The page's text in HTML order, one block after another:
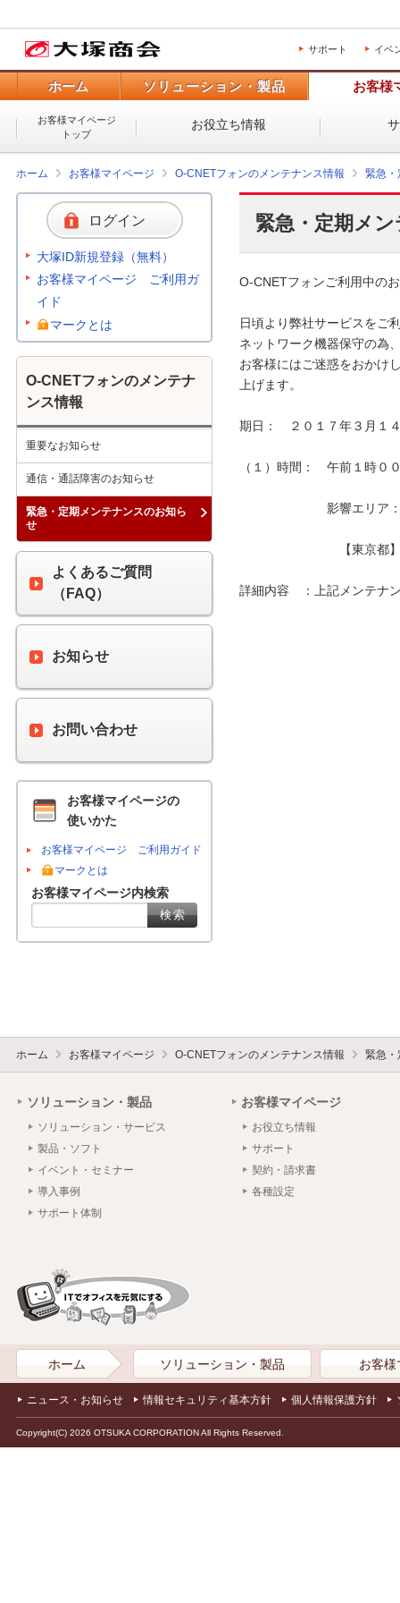
サポート イベ
ホーム ソリューション・製品 お客様
お客様マイページ
トップ
お役立ち情報
ホーム お客様マイページ O-CNETフォンのメンテナンス情報 緊急・
緊急・定期メ
O-CNETフォンご利用中の
日頃より弊社サービスをご
ネットワーク機器保守の為
お客様にはご迷惑をおかけ
上げます。
期日：　２０１７年３月１
（１）時間：　午前１時０
影響エリア：　下記
【東京
詳細内容　：上記メンテナ
ログイン
大塚ID新規登録（無料）
お客様マイページ ご利用ガ
イド
マークとは
O-CNETフォンのメンテナ
ンス情報
重要なお知らせ
通信・通話障害のお知らせ
緊急・定期メンテナンスのお知ら
せ
よくあるご質問
（FAQ）
お知らせ
お問い合わせ
お客様マイページの
使いかた
お客様マイページ ご利用ガイド
マークとは
お客様マイページ内検索
ホーム お客様マイページ O-CNETフォンのメンテナンス情報 緊急・
ソリューション・製品
ソリューション・サービス
製品・ソフト
イベント・セミナー
導入事例
サポート体制
お客様マイページ
お役立ち情報
サポート
契約・請求書
各種設定
ホーム ソリューション・製品 お客様
ニュース・お知らせ 情報セキュリティ基本方針 個人情報保護方針
Copyright(C) 2026 OTSUKA CORPORATION All Rights Reserved.